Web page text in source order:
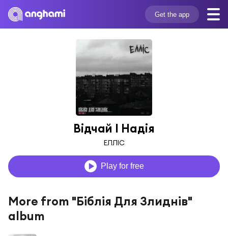
Get the app
Відчай І Надія
ЕЛЛІС
Play for free
More from "Біблія Для Злиднів"
album